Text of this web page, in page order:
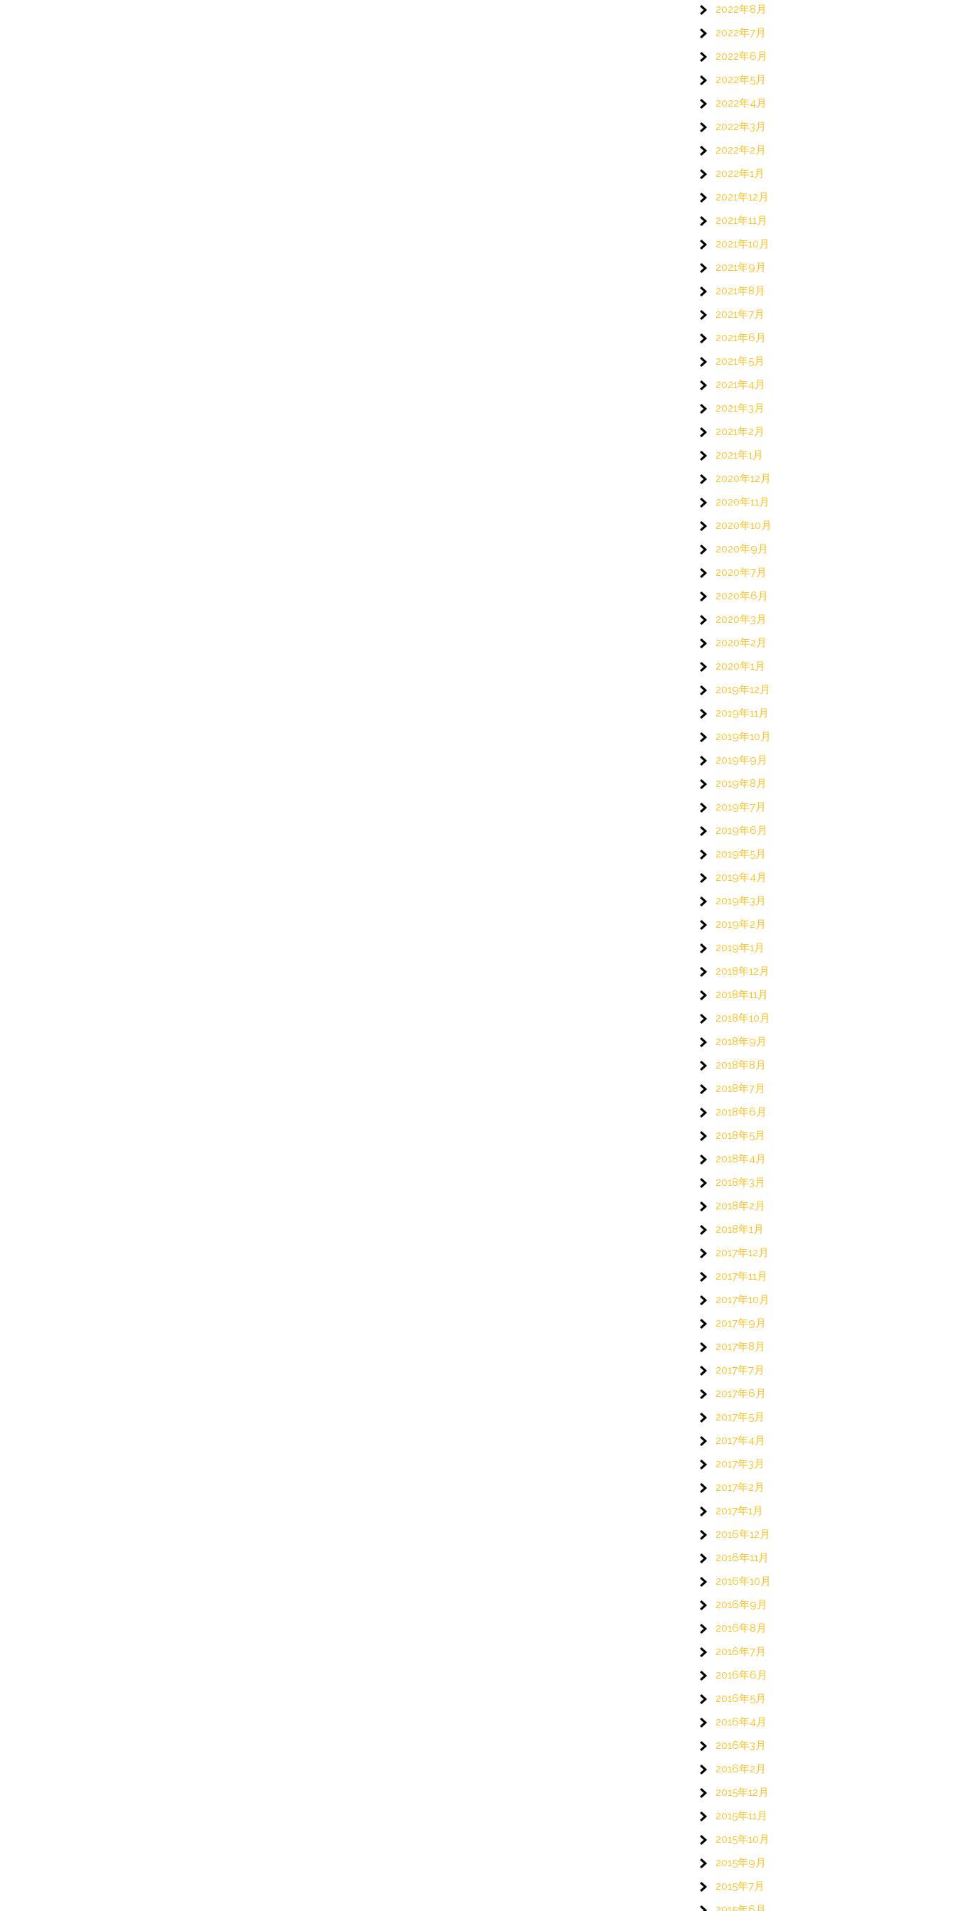
2022年8月
2022年7月
2022年6月
2022年5月
2022年4月
2022年3月
2022年2月
2022年1月
2021年12月
2021年11月
2021年10月
2021年9月
2021年8月
2021年7月
2021年6月
2021年5月
2021年4月
2021年3月
2021年2月
2021年1月
2020年12月
2020年11月
2020年10月
2020年9月
2020年7月
2020年6月
2020年3月
2020年2月
2020年1月
2019年12月
2019年11月
2019年10月
2019年9月
2019年8月
2019年7月
2019年6月
2019年5月
2019年4月
2019年3月
2019年2月
2019年1月
2018年12月
2018年11月
2018年10月
2018年9月
2018年8月
2018年7月
2018年6月
2018年5月
2018年4月
2018年3月
2018年2月
2018年1月
2017年12月
2017年11月
2017年10月
2017年9月
2017年8月
2017年7月
2017年6月
2017年5月
2017年4月
2017年3月
2017年2月
2017年1月
2016年12月
2016年11月
2016年10月
2016年9月
2016年8月
2016年7月
2016年6月
2016年5月
2016年4月
2016年3月
2016年2月
2015年12月
2015年11月
2015年10月
2015年9月
2015年7月